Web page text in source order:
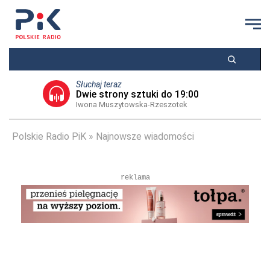
Słuchaj teraz
Dwie strony sztuki do 19:00
Iwona Muszytowska-Rzeszotek
Polskie Radio PiK Najnowsze wiadomości
reklama